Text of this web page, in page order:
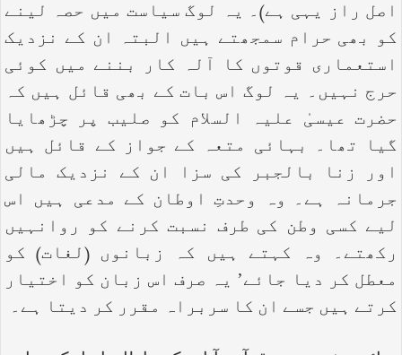
اصل راز یہی ہے)۔ یہ لوگ سیاست میں حصہ لینے
کو بھی حرام سمجھتے ہیں البتہ ان کے نزدیک
استعماری قوتوں کا آلہ کار بننے میں کوئی
حرج نہیں۔ یہ لوگ اس بات کے بھی قائل ہیں کہ
حضرت عیسیٰ علیہ السلام کو صلیب پر چڑھایا
گیا تھا۔ بہائی متعہ کے جواز کے قائل ہیں
اور زنا بالجبر کی سزا ان کے نزدیک مالی
جرمانہ ہے۔ وہ وحدتِ اوطان کے مدعی ہیں اس
لیے کسی وطن کی طرف نسبت کرنے کو روانہیں
رکھتے۔ وہ کہتے ہیں کہ زبانوں (لغات) کو
معطل کر دیا جائے’ یہ صرف اس زبان کو اختیار
کرتے ہیں جسے ان کا سربراہ مقرر کر دیتا ہے۔